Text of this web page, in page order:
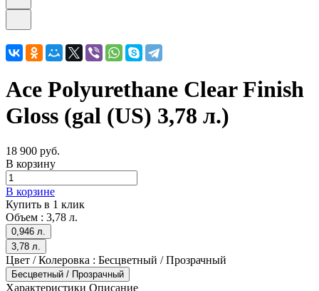
Ace Polyurethane Clear Finish
Gloss (gal (US) 3,78 л.)
18 900 руб.
В корзину
В корзине
Купить в 1 клик
Объем : 3,78 л.
0,946 л.
3,78 л.
Цвет / Колеровка : Бесцветный / Прозрачный
Бесцветный / Прозрачный
Характеристики Описание